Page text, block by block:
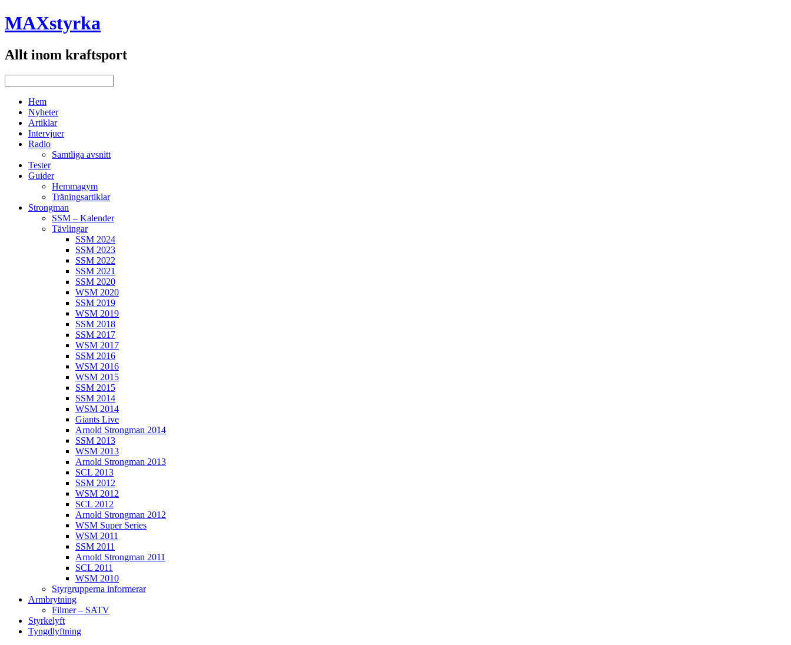
MAXstyrka
Allt inom kraftsport
Hem
Nyheter
Artiklar
Intervjuer
Radio
Samtliga avsnitt
Tester
Guider
Hemmagym
Träningsartiklar
Strongman
SSM – Kalender
Tävlingar
SSM 2024
SSM 2023
SSM 2022
SSM 2021
SSM 2020
WSM 2020
SSM 2019
WSM 2019
SSM 2018
SSM 2017
WSM 2017
SSM 2016
WSM 2016
WSM 2015
SSM 2015
SSM 2014
WSM 2014
Giants Live
Arnold Strongman 2014
SSM 2013
WSM 2013
Arnold Strongman 2013
SCL 2013
SSM 2012
WSM 2012
SCL 2012
Arnold Strongman 2012
WSM Super Series
WSM 2011
SSM 2011
Arnold Strongman 2011
SCL 2011
WSM 2010
Styrgrupperna informerar
Armbrytning
Filmer – SATV
Styrkelyft
Tyngdlyftning